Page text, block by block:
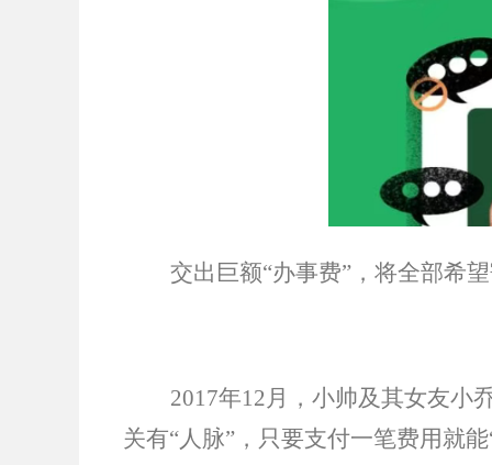
交出巨额“办事费”，将全部希
2017年12月，小帅及其女友小
关有“人脉”，只要支付一笔费用就